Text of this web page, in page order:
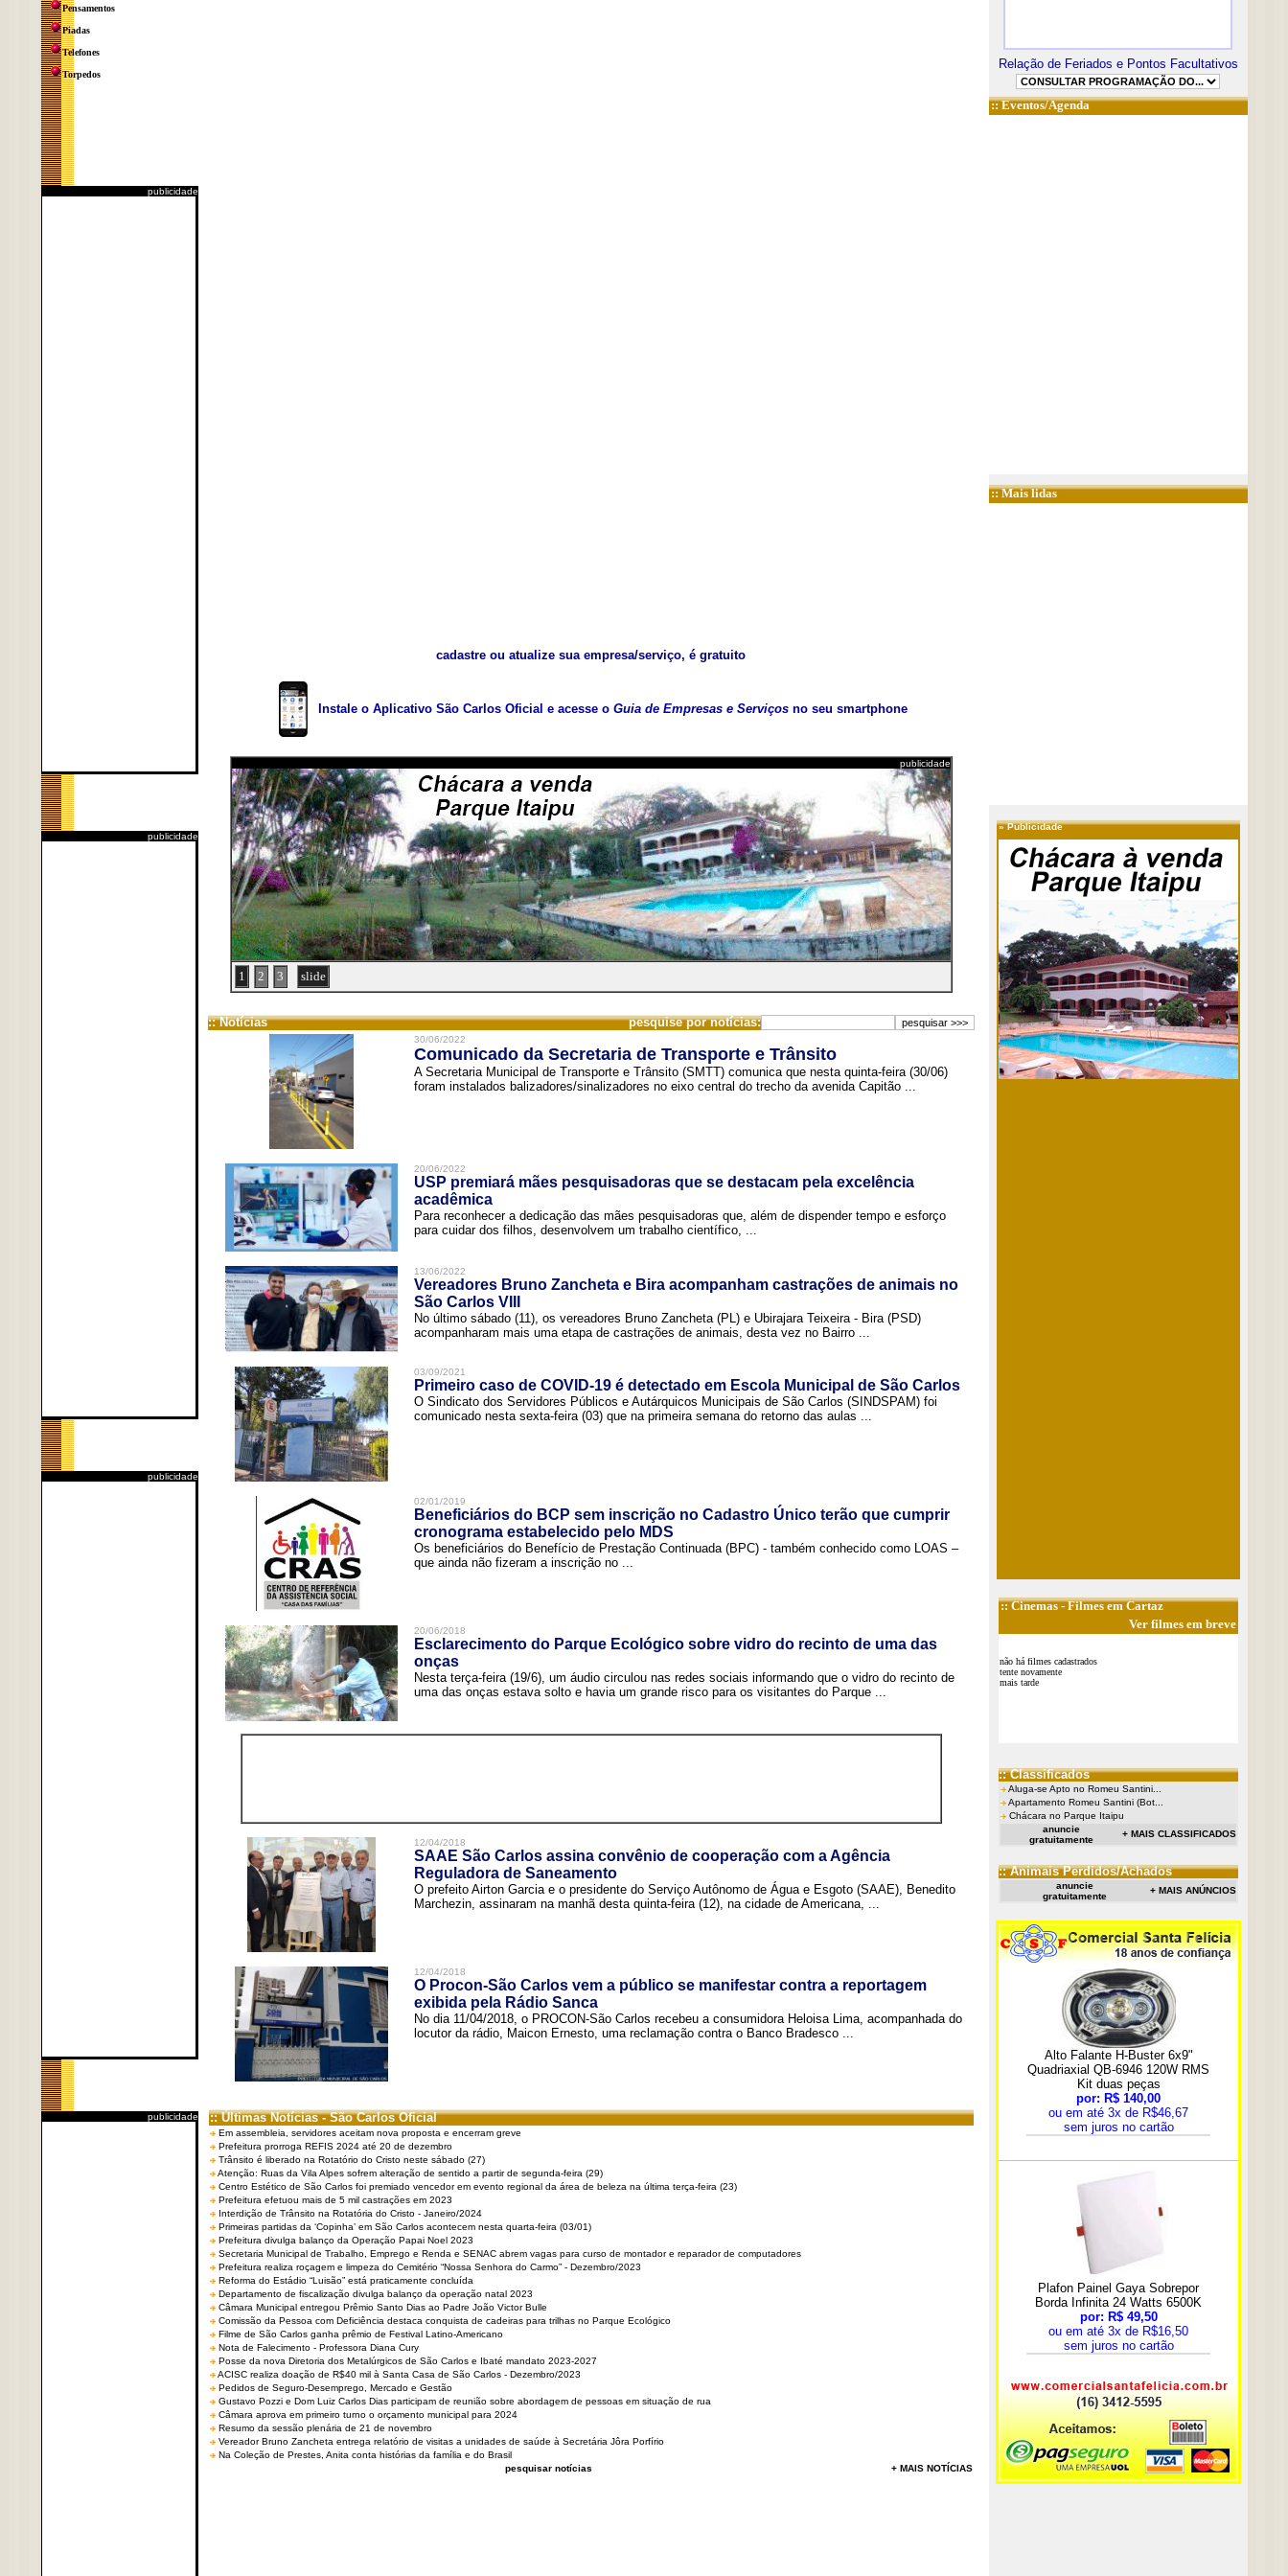
Pensamentos
Piadas
Telefones
Torpedos
publicidade
publicidade
publicidade
publicidade
cadastre ou atualize sua empresa/serviço, é gratuito
Instale o Aplicativo São Carlos Oficial e acesse o Guia de Empresas e Serviços no seu smartphone
publicidade
1 2 3 slide
:: Notícias pesquise por notícias:
30/06/2022
Comunicado da Secretaria de Transporte e Trânsito
A Secretaria Municipal de Transporte e Trânsito (SMTT) comunica que nesta quinta-feira (30/06)
foram instalados balizadores/sinalizadores no eixo central do trecho da avenida Capitão ...
20/06/2022
USP premiará mães pesquisadoras que se destacam pela excelência
acadêmica
Para reconhecer a dedicação das mães pesquisadoras que, além de dispender tempo e esforço
para cuidar dos filhos, desenvolvem um trabalho científico, ...
13/06/2022
Vereadores Bruno Zancheta e Bira acompanham castrações de animais no
São Carlos VIII
No último sábado (11), os vereadores Bruno Zancheta (PL) e Ubirajara Teixeira - Bira (PSD)
acompanharam mais uma etapa de castrações de animais, desta vez no Bairro ...
03/09/2021
Primeiro caso de COVID-19 é detectado em Escola Municipal de São Carlos
O Sindicato dos Servidores Públicos e Autárquicos Municipais de São Carlos (SINDSPAM) foi
comunicado nesta sexta-feira (03) que na primeira semana do retorno das aulas ...
02/01/2019
Beneficiários do BCP sem inscrição no Cadastro Único terão que cumprir
cronograma estabelecido pelo MDS
Os beneficiários do Benefício de Prestação Continuada (BPC) - também conhecido como LOAS –
que ainda não fizeram a inscrição no ...
20/06/2018
Esclarecimento do Parque Ecológico sobre vidro do recinto de uma das
onças
Nesta terça-feira (19/6), um áudio circulou nas redes sociais informando que o vidro do recinto de
uma das onças estava solto e havia um grande risco para os visitantes do Parque ...
12/04/2018
SAAE São Carlos assina convênio de cooperação com a Agência
Reguladora de Saneamento
O prefeito Airton Garcia e o presidente do Serviço Autônomo de Água e Esgoto (SAAE), Benedito
Marchezin, assinaram na manhã desta quinta-feira (12), na cidade de Americana, ...
12/04/2018
O Procon-São Carlos vem a público se manifestar contra a reportagem
exibida pela Rádio Sanca
No dia 11/04/2018, o PROCON-São Carlos recebeu a consumidora Heloisa Lima, acompanhada do
locutor da rádio, Maicon Ernesto, uma reclamação contra o Banco Bradesco ...
:: Últimas Notícias - São Carlos Oficial
Em assembleia, servidores aceitam nova proposta e encerram greve
Prefeitura prorroga REFIS 2024 até 20 de dezembro
Trânsito é liberado na Rotatório do Cristo neste sábado (27)
Atenção: Ruas da Vila Alpes sofrem alteração de sentido a partir de segunda-feira (29)
Centro Estético de São Carlos foi premiado vencedor em evento regional da área de beleza na última terça-feira (23)
Prefeitura efetuou mais de 5 mil castrações em 2023
Interdição de Trânsito na Rotatória do Cristo - Janeiro/2024
Primeiras partidas da ‘Copinha’ em São Carlos acontecem nesta quarta-feira (03/01)
Prefeitura divulga balanço da Operação Papai Noel 2023
Secretaria Municipal de Trabalho, Emprego e Renda e SENAC abrem vagas para curso de montador e reparador de computadores
Prefeitura realiza roçagem e limpeza do Cemitério “Nossa Senhora do Carmo” - Dezembro/2023
Reforma do Estádio “Luisão” está praticamente concluída
Departamento de fiscalização divulga balanço da operação natal 2023
Câmara Municipal entregou Prêmio Santo Dias ao Padre João Victor Bulle
Comissão da Pessoa com Deficiência destaca conquista de cadeiras para trilhas no Parque Ecológico
Filme de São Carlos ganha prêmio de Festival Latino-Americano
Nota de Falecimento - Professora Diana Cury
Posse da nova Diretoria dos Metalúrgicos de São Carlos e Ibaté mandato 2023-2027
ACISC realiza doação de R$40 mil à Santa Casa de São Carlos - Dezembro/2023
Pedidos de Seguro-Desemprego, Mercado e Gestão
Gustavo Pozzi e Dom Luiz Carlos Dias participam de reunião sobre abordagem de pessoas em situação de rua
Câmara aprova em primeiro turno o orçamento municipal para 2024
Resumo da sessão plenária de 21 de novembro
Vereador Bruno Zancheta entrega relatório de visitas a unidades de saúde à Secretária Jôra Porfírio
Na Coleção de Prestes, Anita conta histórias da família e do Brasil
pesquisar notícias
+ MAIS NOTÍCIAS
Relação de Feriados e Pontos Facultativos
::Eventos/Agenda
:: Mais lidas
»Publicidade
::Cinemas- Filmes em Cartaz
Ver filmes em breve
não há filmes cadastrados
tente novamente
mais tarde
:: Classificados
Aluga-se Apto no Romeu Santini...
Apartamento Romeu Santini (Bot...
Chácara no Parque Itaipu
anuncie
gratuitamente
+ MAIS CLASSIFICADOS
:: Animais Perdidos/Achados
anuncie
gratuitamente
+ MAIS ANÚNCIOS